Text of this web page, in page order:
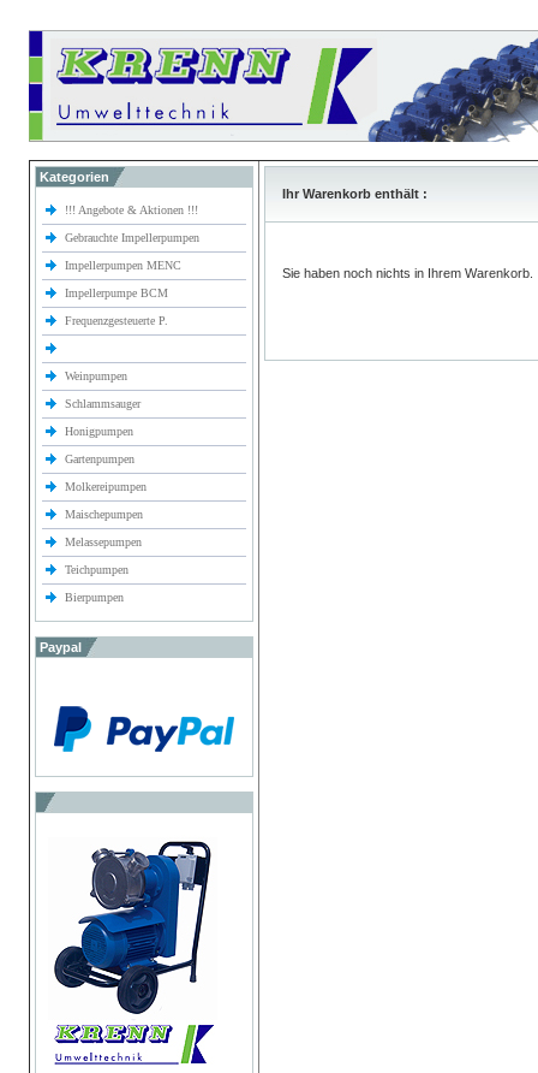
Kategorien
!!! Angebote & Aktionen !!!
Gebrauchte Impellerpumpen
Impellerpumpen MENC
Impellerpumpe BCM
Frequenzgesteuerte P.
Weinpumpen
Schlammsauger
Honigpumpen
Gartenpumpen
Molkereipumpen
Maischepumpen
Melassepumpen
Teichpumpen
Bierpumpen
Paypal
Ihr Warenkorb enthält :
Sie haben noch nichts in Ihrem Warenkorb.